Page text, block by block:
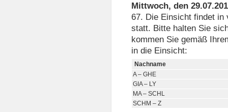
Mittwoch, den
67. Die Einsicht findet in
statt. Bitte halten Sie
kommen Sie gemäß
in die Einsicht:
Nachname
A – GHE
GIA – LY
MA – SCHL
SCHM – Z